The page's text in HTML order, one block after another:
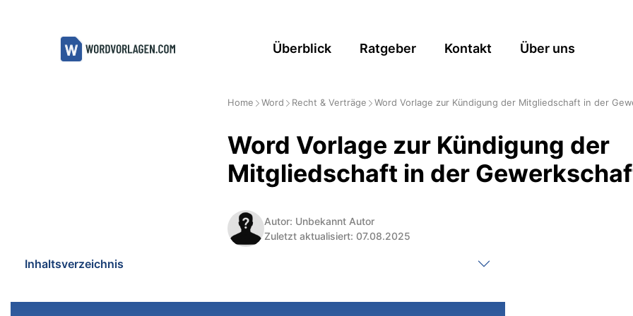
Überblick Ratgeber Kontakt Über uns
Home Word Recht & Verträge Word Vorlage zur Kündigung der Mitgliedschaft in der
Word Vorlage zur Kündigung der
Mitgliedschaft in der
Autor: Unbekannt Autor
Zuletzt aktualisiert: 07.08.2025
Inhaltsverzeichnis